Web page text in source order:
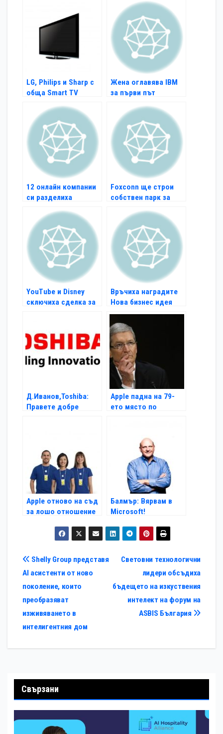
LG, Philips и Sharp с
обща Smart TV
Жена оглавява IBM
за първи път
12 онлайн компании
си разделиха
награди
Foxconn ще строи
собствен парк за
YouTube и Disney
сключиха сделка за
Връчиха наградите
Нова бизнес идея
Д.Иванов,Toshiba:
Правете добре
Apple падна на 79-
ето място по
Apple отново на съд
за лошо отношение
Балмър: Вярвам в
Microsoft!
Навигация
Световни технологични
лидери обсъдиха
бъдещето на изкуствения
интелект на форум на
ASBIS България
Shelly Group представя
AI асистенти от ново
поколение, които
преобразяват
изживяването в
интелигентния дом
Свързани